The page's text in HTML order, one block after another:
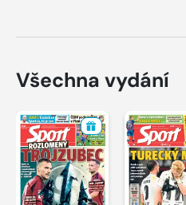
Všechna vydání